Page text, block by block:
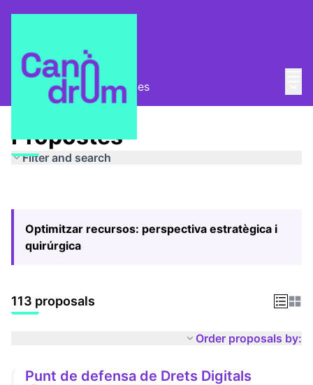
Pla Estratègic Propostes
Propostes
Filter and search
Optimitzar recursos: perspectiva estratègica i
quirúrgica
113 proposals
Order proposals by:
Punt de defensa de Drets Digitals